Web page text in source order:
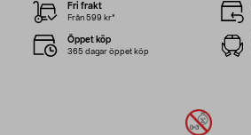
Fri frakt
Från 599 kr*
Öppet köp
365 dagar öppet köp